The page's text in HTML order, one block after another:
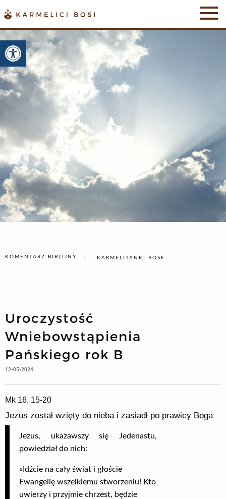
Otwórz pasek narzędzi
KOMENTARZ BIBLIJNY KARMELITANKI BOSE
Uroczystość
Wniebowstąpienia
Pańskiego rok B
12-05-2024
Mk 16, 15-20
Jezus został wzięty do nieba i zasiadł po prawicy Boga
Jezus, ukazawszy się Jedenastu,
powiedział do nich:
«Idźcie na cały świat i głoście
Ewangelię wszelkiemu stworzeniu! Kto
uwierzy i przyjmie chrzest, będzie